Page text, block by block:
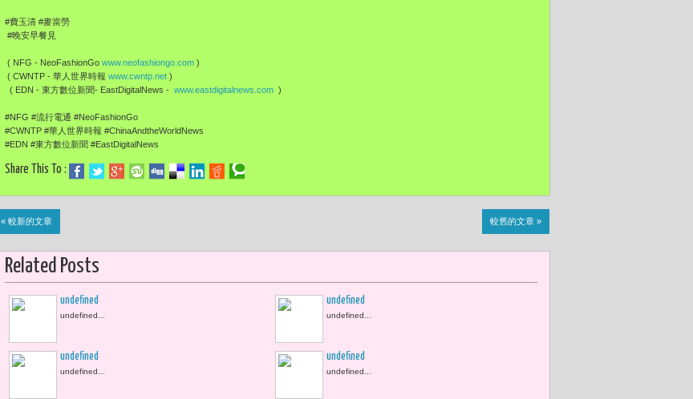
#費玉清 #麥當勞
#晚安早餐見
( NFG - NeoFashionGo www.neofashiongo.com )
( CWNTP - 華人世界時報 www.cwntp.net )
( EDN - 東方數位新聞- EastDigitalNews - www.eastdigitalnews.com )
#NFG #流行電通 #NeoFashionGo
#CWNTP #華人世界時報 #ChinaAndtheWorldNews
#EDN #東方數位新聞 #EastDigitalNews
Share This To :
« 較新的文章 較舊的文章 »
Related Posts
undefined
undefined...
undefined
undefined...
undefined
undefined...
undefined
undefined...